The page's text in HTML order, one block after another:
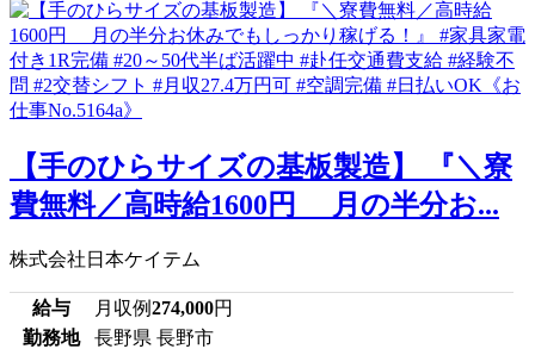
【手のひらサイズの基板製造】 『＼寮
費無料／高時給1600円 月の半分お...
株式会社日本ケイテム
給与 月収例274,000円
勤務地
長野県 長野市